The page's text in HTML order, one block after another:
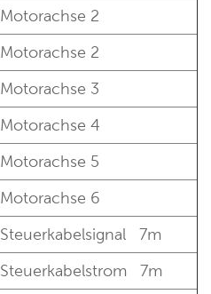
Motorachse 2
Motorachse 2
Motorachse 3
Motorachse 4
Motorachse 5
Motorachse 6
Steuerkabelsignal
7m
Steuerkabelstrom
7m